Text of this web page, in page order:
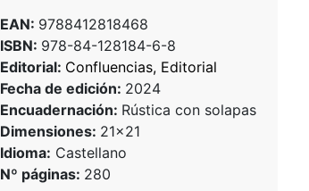
EAN: 9788412818468
ISBN: 978-84-128184-6-8
Editorial: Confluencias, Editorial
Fecha de edición: 2024
Encuadernación: Rústica con solapas
Dimensiones: 21x21
Idioma: Castellano
Nº páginas: 280